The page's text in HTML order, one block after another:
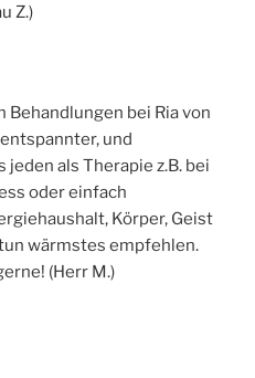
Z.)
Behandlungen bei Ria von
und
jeden als Therapie z.B. bei
oder einfach
Körper, Geist
wärmstes empfehlen.
(Herr M.)